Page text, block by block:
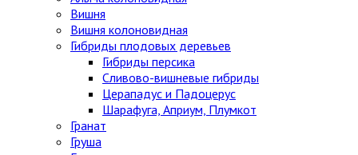
Вишня
Вишня колоновидная
Гибриды плодовых деревьев
Гибриды персика
Сливово-вишневые гибриды
Церападус и Падоцерус
Шарафуга, Априум, Плумкот
Гранат
Груша